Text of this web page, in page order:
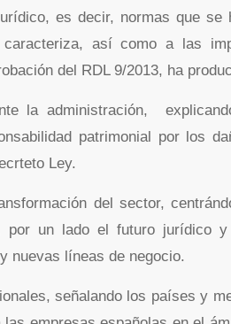
es decir, normas que se
así como a las
del RDL 9/2013, ha
la administración,
patrimonial por los
Ley.
del sector,
por un lado el futuro jurídico
nuevas líneas de negocio.
señalando los países y